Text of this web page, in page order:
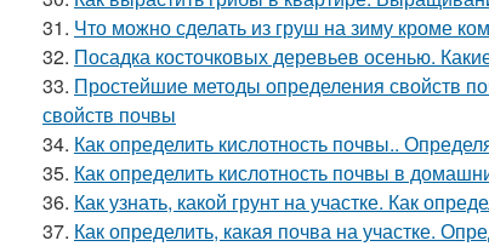
31. Что можно сделать из груш на зиму кроме
32. Посадка косточковых деревьев осенью.
33. Простейшие методы определения свойств
свойств почвы
34. Как определить кислотность почвы..
35. Как определить кислотность почвы в
36. Как узнать, какой грунт на участке. Как
37. Как определить, какая почва на участке.